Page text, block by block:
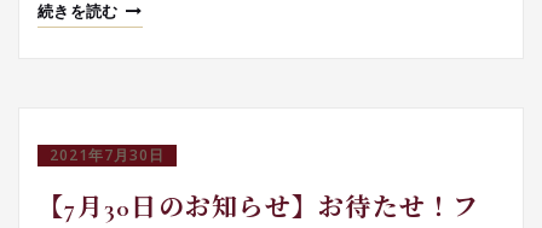
続きを読む
2021年7月30日
【7月30日のお知らせ】お待たせ！フ